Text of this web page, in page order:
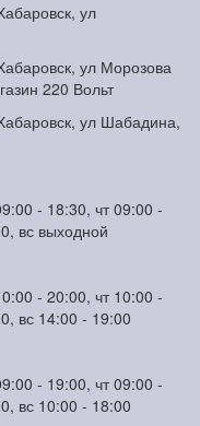
ул
ул Морозова
220 Вольт
ул Шабадина,
- 18:30, чт 09:00 -
вс выходной
- 20:00, чт 10:00 -
вс 14:00 - 19:00
- 19:00, чт 09:00 -
вс 10:00 - 18:00